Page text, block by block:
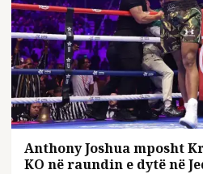
Anthony Joshua mposht
KO në raundin e dytë në